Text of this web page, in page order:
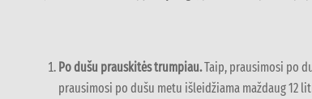
Po dušu prauskitės trumpiau.Taip, prausimosi po
prausimosi po dušu metu išleidžiama maždaug 12